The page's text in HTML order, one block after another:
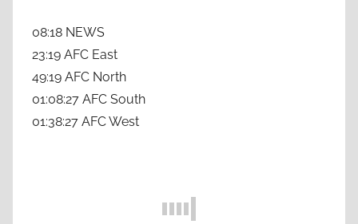
08:18 NEWS
23:19 AFC East
49:19 AFC North
01:08:27 AFC South
01:38:27 AFC West